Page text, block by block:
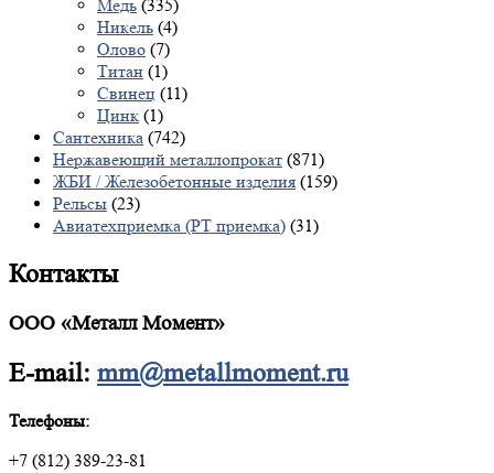
Медь (335)
Никель (4)
Олово (7)
Титан (1)
Свинец (11)
Цинк (1)
Сантехника (742)
Нержавеющий металлопрокат (871)
ЖБИ / Железобетонные изделия (159)
Рельсы (23)
Авиатехприемка (РТ приемка) (31)
Контакты
ООО «Металл Момент»
E-mail: mm@metallmoment.ru
Телефоны:
+7 (812) 389-23-81